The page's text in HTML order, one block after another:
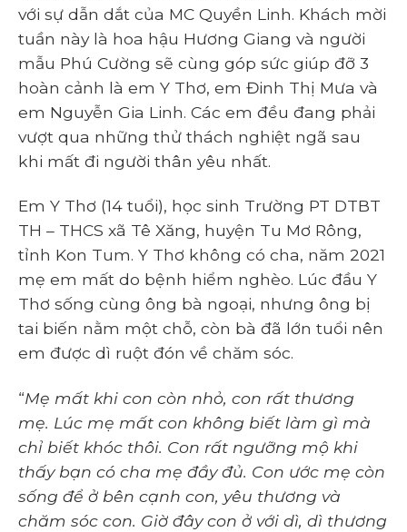
với sự dẫn dắt của MC Quyền Linh. Khách mời
tuần này là hoa hậu Hương Giang và người
mẫu Phú Cường sẽ cùng góp sức giúp đỡ 3
hoàn cảnh là em Y Thơ, em Đinh Thị Mưa và
em Nguyễn Gia Linh. Các em đều đang phải
vượt qua những thử thách nghiệt ngã sau
khi mất đi người thân yêu nhất.
Em Y Thơ (14 tuổi), học sinh Trường PT DTBT
TH – THCS xã Tê Xăng, huyện Tu Mơ Rông,
tỉnh Kon Tum. Y Thơ không có cha, năm 2021
mẹ em mất do bệnh hiểm nghèo. Lúc đầu Y
Thơ sống cùng ông bà ngoại, nhưng ông bị
tai biến nằm một chỗ, còn bà đã lớn tuổi nên
em được dì ruột đón về chăm sóc.
“Mẹ mất khi con còn nhỏ, con rất thương
mẹ. Lúc mẹ mất con không biết làm gì mà
chỉ biết khóc thôi. Con rất ngưỡng mộ khi
thấy bạn có cha mẹ đầy đủ. Con ước mẹ còn
sống để ở bên cạnh con, yêu thương và
chăm sóc con. Giờ đây con ở với dì, dì thương